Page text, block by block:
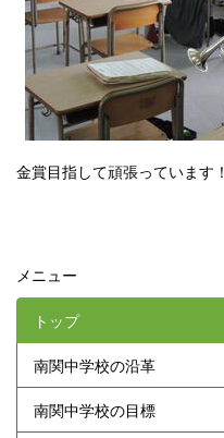
金賞目指して頑張っています！
メニュー
トップ
南関中学校の沿革
南関中学校の目標